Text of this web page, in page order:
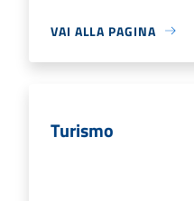
VAI ALLA PAGINA
Turismo